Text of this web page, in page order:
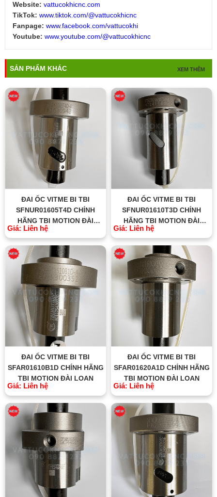
Website: vattucokhicnc.com
TikTok: www.tiktok.com/@vattucokhicnc
Fanpage: www.facebook.com/vattucokhi
Youtube: www.youtube.com/@vattucokhicnc
SẢN PHẨM KHÁC XEM THÊM
ĐAI ỐC VITME BI TBI
SFNUR01605T4D CHÍNH
HÃNG TBI MOTION ĐÀI
LOAN
Giá: Liên hệ
ĐAI ỐC VITME BI TBI
SFNUR01610T3D CHÍNH
HÃNG TBI MOTION ĐÀI
LOAN
Giá: Liên hệ
ĐAI ỐC VITME BI TBI
SFAR01610B1D CHÍNH HÃNG
TBI MOTION ĐÀI LOAN
Giá: Liên hệ
ĐAI ỐC VITME BI TBI
SFAR01620A1D CHÍNH HÃNG
TBI MOTION ĐÀI LOAN
Giá: Liên hệ